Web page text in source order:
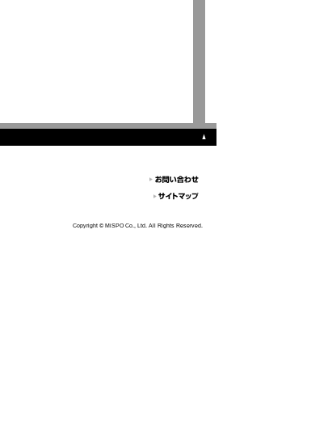
Copyright © MiSPO Co., Ltd. All Rights Reserved.